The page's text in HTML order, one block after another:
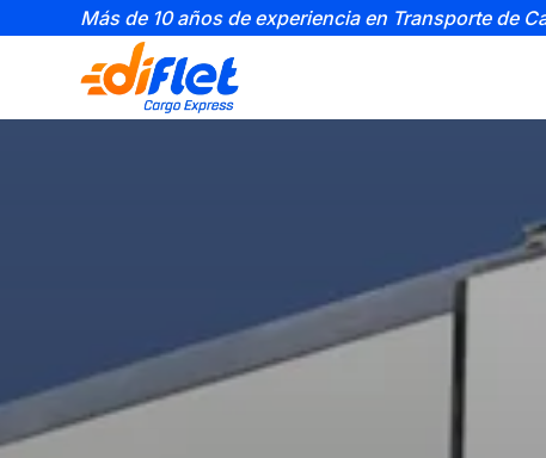
Más de 10 años de experiencia en Transporte de